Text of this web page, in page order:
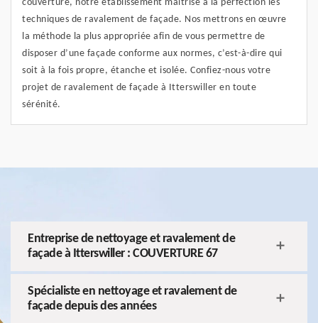
couverture, notre établissement maîtrise à la perfection les
techniques de ravalement de façade. Nos mettrons en œuvre
la méthode la plus appropriée afin de vous permettre de
disposer d’une façade conforme aux normes, c’est-à-dire qui
soit à la fois propre, étanche et isolée. Confiez-nous votre
projet de ravalement de façade à Itterswiller en toute
sérénité.
Entreprise de nettoyage et ravalement de
façade à Itterswiller : COUVERTURE 67
Spécialiste en nettoyage et ravalement de
façade depuis des années